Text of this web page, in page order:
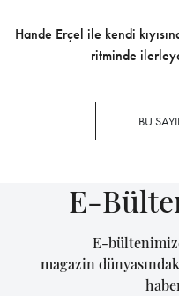
Hande Erçel ile kendi
ritminde
BU
E-
E-
magazin